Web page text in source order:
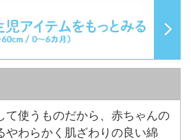
て使うものだから、赤ちゃんの
やわらかく肌ざわりの良い綿